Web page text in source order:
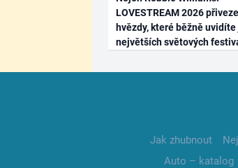
LOVESTREAM 2026 přiveze
hvězdy, které běžně uvidíte
největších světových
Jak zhubnout
Auto – katalog